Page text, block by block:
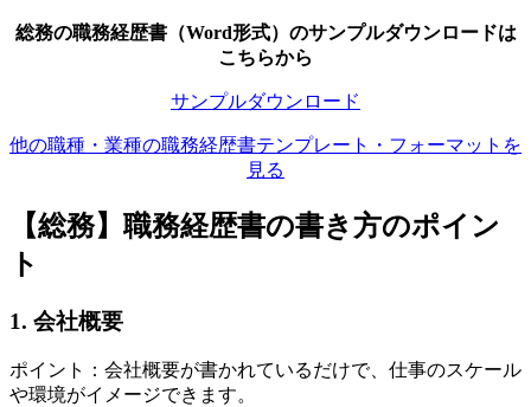
総務の職務経歴書（Word形式）のサンプルダウンロードは
こちらから
サンプルダウンロード
他の職種・業種の職務経歴書テンプレート・フォーマットを
見る
【総務】職務経歴書の書き方のポイン
ト
1. 会社概要
ポイント：会社概要が書かれているだけで、仕事のスケール
や環境がイメージできます。